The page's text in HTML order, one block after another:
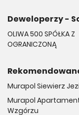
Deweloperzy -
OLIWA 500 SPÓŁKA Z
OGRANICZONĄ
Murapol Siewierz
Murapol
Wzgórzu